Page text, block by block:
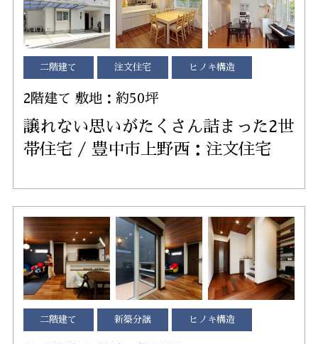
二階建て 注文住宅 ヒノキ構造
2階建て 敷地：約50坪
譲れない思いがたくさん詰まった2世
帯住宅 / 豊中市上野西：注文住宅
二階建て 新築分譲 ヒノキ構造